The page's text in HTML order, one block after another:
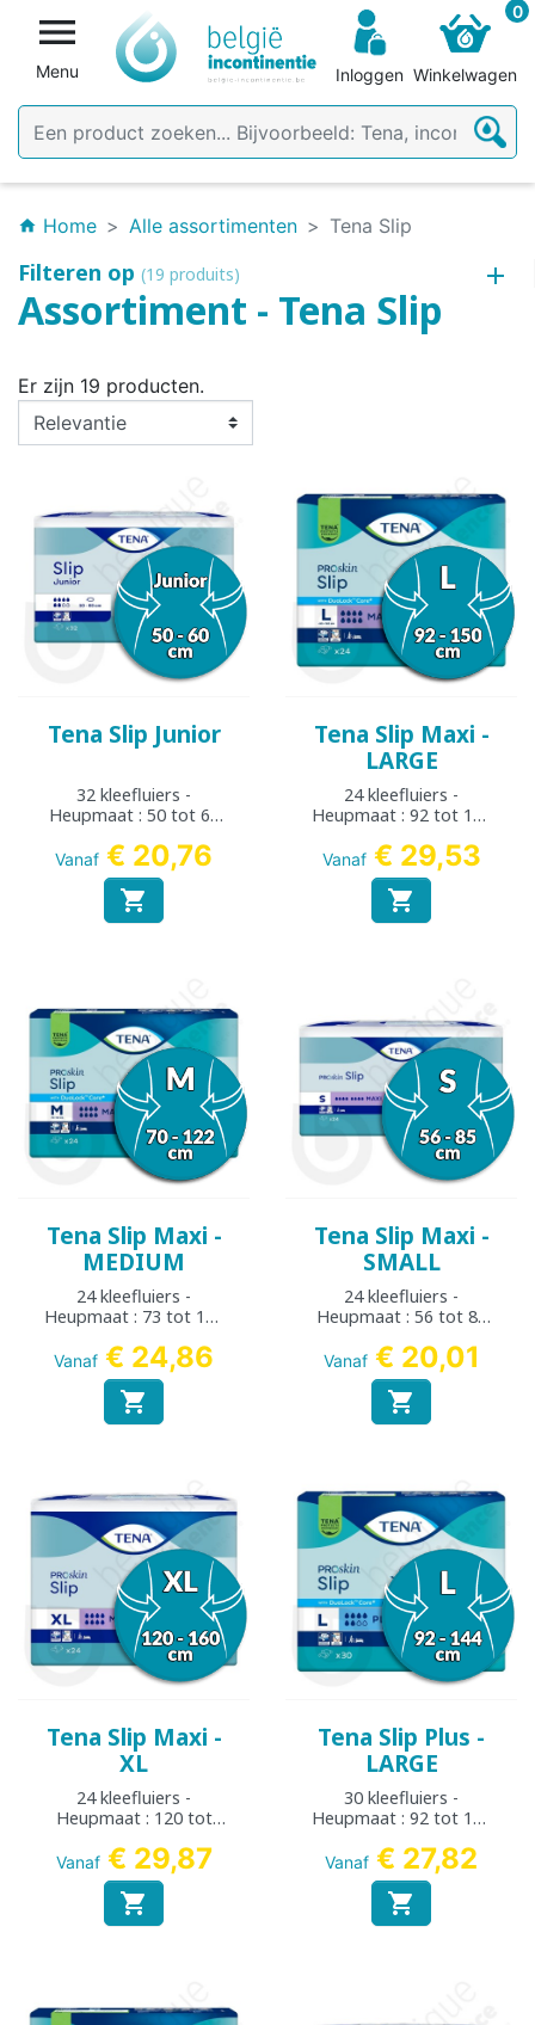

Menu Inloggen
0
Winkelwagen
home Home Alle assortimenten Tena Slip
Filteren op (19 produits)
Assortiment - Tena Slip
Er zijn 19 producten.
Tena Slip Junior
32 kleefluiers -
Heupmaat : 50 tot 60
Vanaf € 20,76

Tena Slip Maxi -
LARGE
24 kleefluiers -
Heupmaat : 92 tot 150
Vanaf € 29,53

Tena Slip Maxi -
MEDIUM
24 kleefluiers -
Heupmaat : 73 tot 122
Vanaf € 24,86

Tena Slip Maxi -
SMALL
24 kleefluiers -
Heupmaat : 56 tot 85
Vanaf € 20,01

Tena Slip Maxi -
XL
24 kleefluiers -
Heupmaat : 120 tot
Vanaf € 29,87

Tena Slip Plus -
LARGE
30 kleefluiers -
Heupmaat : 92 tot 144
Vanaf € 27,82
